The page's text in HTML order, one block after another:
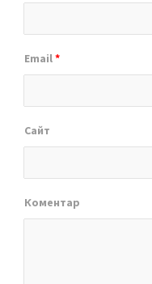
Email*
Сайт
Коментар